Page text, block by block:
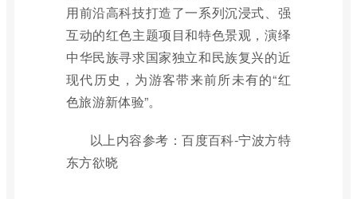
用前沿高科技打造了一系列沉浸式、强
互动的红色主题项目和特色景观，演绎
中华民族寻求国家独立和民族复兴的近
现代历史，为游客带来前所未有的“红
色旅游新体验”。
以上内容参考：百度百科-宁波方特
东方欲晓